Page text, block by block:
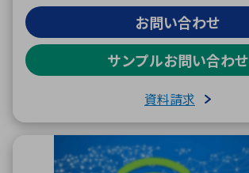
お問い合わせ
サンプルお問い合わせ
資料請求